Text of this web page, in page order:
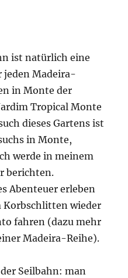
ist natürlich eine
jeden Madeira-
in Monte der
Tropical Monte
dieses Gartens ist
in Monte,
werde in meinem
berichten.
Abenteuer erleben
wieder
fahren (dazu mehr
Madeira-Reihe).
Seilbahn: man